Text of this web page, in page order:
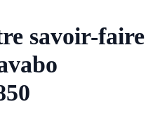
savoir-faire